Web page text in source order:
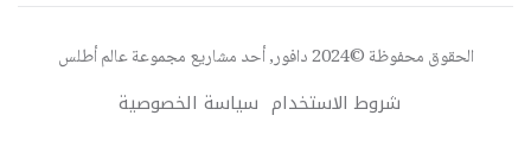
الحقوق محفوظة ©2024 دافور, أحد مشاريع مجموعة عالم أطلس
شروط الاستخدام سياسة الخصوصية